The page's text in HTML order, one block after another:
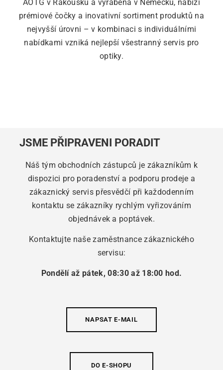
AOTG v Rakousku a vyráběná v Německu, nabízí
prémiové čočky a inovativní sortiment produktů na
nejvyšší úrovni – v kombinaci s individuálními
nabídkami vzniká nejlepší všestranný servis pro
optiky.
JSME PŘIPRAVENI PORADIT
Náš tým obchodních zástupců je zákazníkům k
dispozici pro poradenství a podporu prodeje a
zákaznický servis přesvědčí při každodenním
kontaktu se zákazníky rychlým vyřizováním
objednávek a poptávek.
Kontaktujte naše zaměstnance zákaznického
servisu:
Pondělí až pátek, 08:30 až 18:00 hod.
NAPSAT E-MAIL
DO E-SHOPU